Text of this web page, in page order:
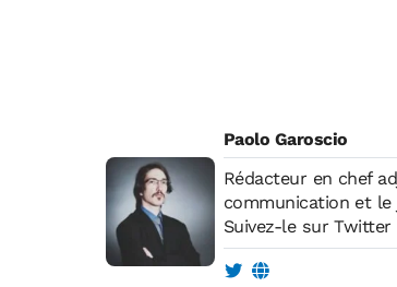
Paolo Garoscio
Rédacteur en chef adjoint. Après son Master de Philosophie, il
communication et le
Suivez-le sur Twitter